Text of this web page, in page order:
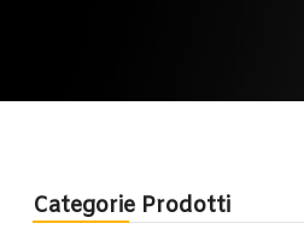
Categorie Prodotti